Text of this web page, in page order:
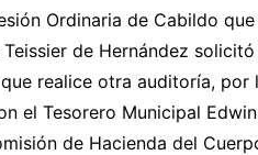
Ordinaria de Cabildo
de Hernández
realice otra auditoría, por
el Tesorero Municipal
de Hacienda del